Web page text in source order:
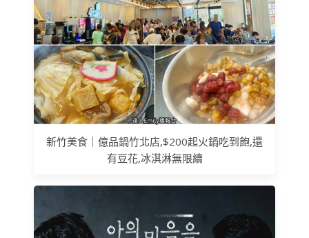
新竹美食｜億品鍋竹北店,$200起火鍋吃到飽,還
有豆花,冰淇淋無限續